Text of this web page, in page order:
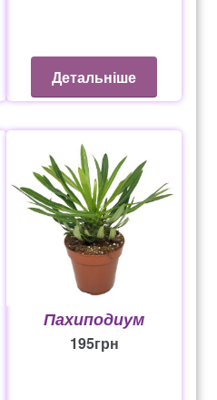
Детальніше
Пахиподиум
195грн